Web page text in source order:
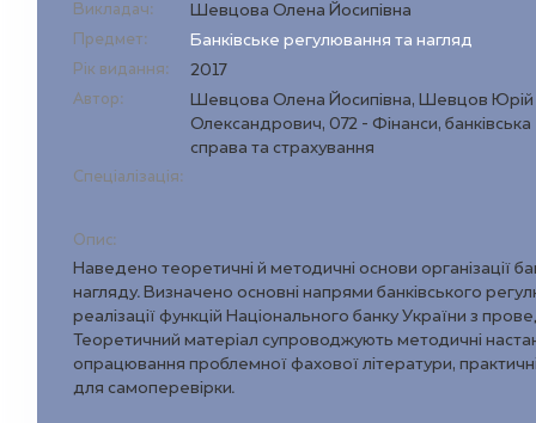
Викладач: Шевцова Олена Йосипівна
Предмет: Банківське регулювання та нагляд
Рік видання: 2017
Автор:
Шевцова Олена Йосипівна, Шевцов Юрій
Олександрович, 072 - Фінанси, банківська
справа та страхування
Спеціалізація:
Опис:
Наведено теоретичні й методичні основи організації
нагляду. Визначено основні напрями банківського
реалізації функцій Національного банку України з
Теоретичний матеріал супроводжують методичні
опрацювання проблемної фахової літератури,
для самоперевірки.